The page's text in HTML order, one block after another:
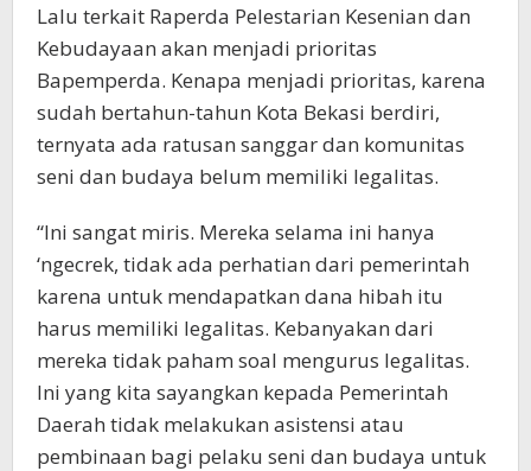
Lalu terkait Raperda Pelestarian Kesenian dan
Kebudayaan akan menjadi prioritas
Bapemperda. Kenapa menjadi prioritas, karena
sudah bertahun-tahun Kota Bekasi berdiri,
ternyata ada ratusan sanggar dan komunitas
seni dan budaya belum memiliki legalitas.
“Ini sangat miris. Mereka selama ini hanya
‘ngecrek, tidak ada perhatian dari pemerintah
karena untuk mendapatkan dana hibah itu
harus memiliki legalitas. Kebanyakan dari
mereka tidak paham soal mengurus legalitas.
Ini yang kita sayangkan kepada Pemerintah
Daerah tidak melakukan asistensi atau
pembinaan bagi pelaku seni dan budaya untuk